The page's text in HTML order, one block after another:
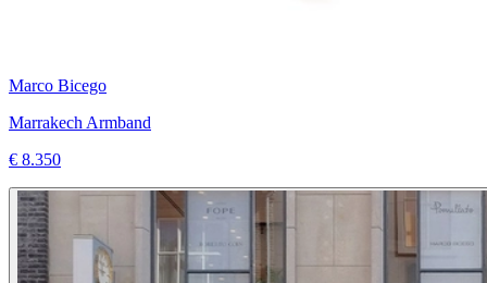
Marco Bicego
Marrakech Armband
€ 8.350